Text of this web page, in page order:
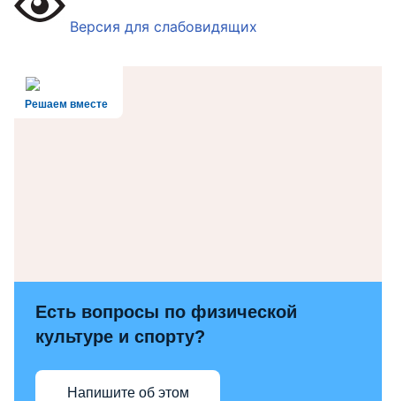
Версия для слабовидящих
Решаем вместе
Есть вопросы по физической
культуре и спорту?
Напишите об этом